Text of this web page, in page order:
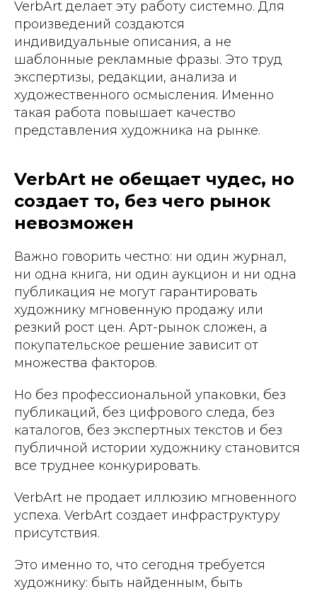
VerbArt делает эту работу системно. Для
произведений создаются
индивидуальные описания, а не
шаблонные рекламные фразы. Это труд
экспертизы, редакции, анализа и
художественного осмысления. Именно
такая работа повышает качество
представления художника на рынке.
VerbArt не обещает чудес, но
создает то, без чего рынок
невозможен
Важно говорить честно: ни один журнал,
ни одна книга, ни один аукцион и ни одна
публикация не могут гарантировать
художнику мгновенную продажу или
резкий рост цен. Арт-рынок сложен, а
покупательское решение зависит от
множества факторов.
Но без профессиональной упаковки, без
публикаций, без цифрового следа, без
каталогов, без экспертных текстов и без
публичной истории художнику становится
все труднее конкурировать.
VerbArt не продает иллюзию мгновенного
успеха. VerbArt создает инфраструктуру
присутствия.
Это именно то, что сегодня требуется
художнику: быть найденным, быть